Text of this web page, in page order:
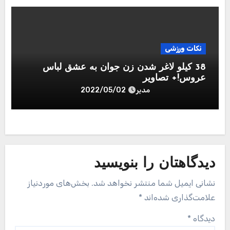
نکات ورزشی
38 کیلو لاغر شدن زن جوان به عشق لباس
عروس!+ تصاویر
مدیر 2022/05/02
دیدگاهتان را بنویسید
نشانی ایمیل شما منتشر نخواهد شد. بخش‌های موردنیاز
علامت‌گذاری شده‌اند *
دیدگاه *